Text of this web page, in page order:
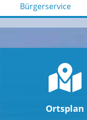
Bürgerservice
Ortsplan